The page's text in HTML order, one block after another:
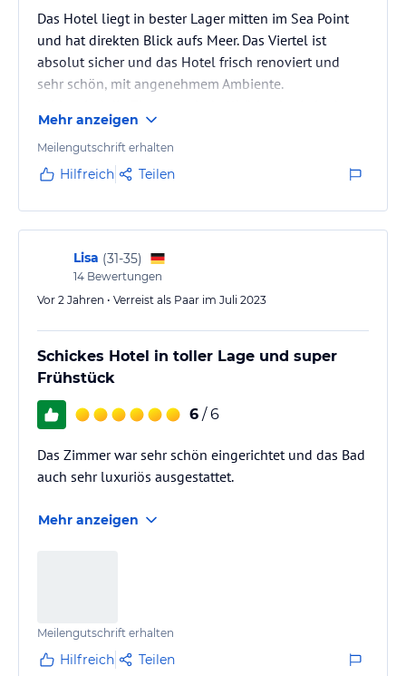
Das Hotel liegt in bester Lager mitten im Sea Point
und hat direkten Blick aufs Meer. Das Viertel ist
absolut sicher und das Hotel frisch renoviert und
sehr schön, mit angenehmem Ambiente.
Innenhof des Hotels liegen und somit auch in
Richtung Restaurant Bar, schlafen war also erst recht
spät in der Nacht möglich. Zudem sind die Zimmer
gibt), was einen längeren Aufenthalt eher
unangenehm macht. Die Sauberkeit…
Mehr anzeigen
Meilengutschrift erhalten
Hilfreich Teilen
Lisa (31-35)
14 Bewertungen
Vor 2 Jahren • Verreist als Paar im Juli 2023
Schickes Hotel in toller Lage und super
Frühstück
6 / 6
Das Zimmer war sehr schön eingerichtet und das Bad
auch sehr luxuriös ausgestattet.
Mehr anzeigen
Meilengutschrift erhalten
Hilfreich Teilen